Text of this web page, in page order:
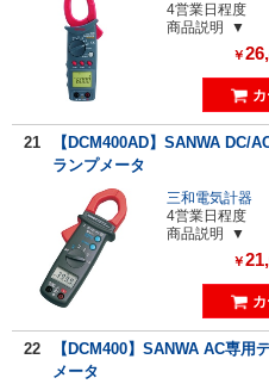
4営業日程度
商品説明
￥
21
【DCM400AD】SANWA DC/
ランプメータ
三和電気計器
4営業日程度
商品説明
￥
22
【DCM400】SANWA AC専用
メータ